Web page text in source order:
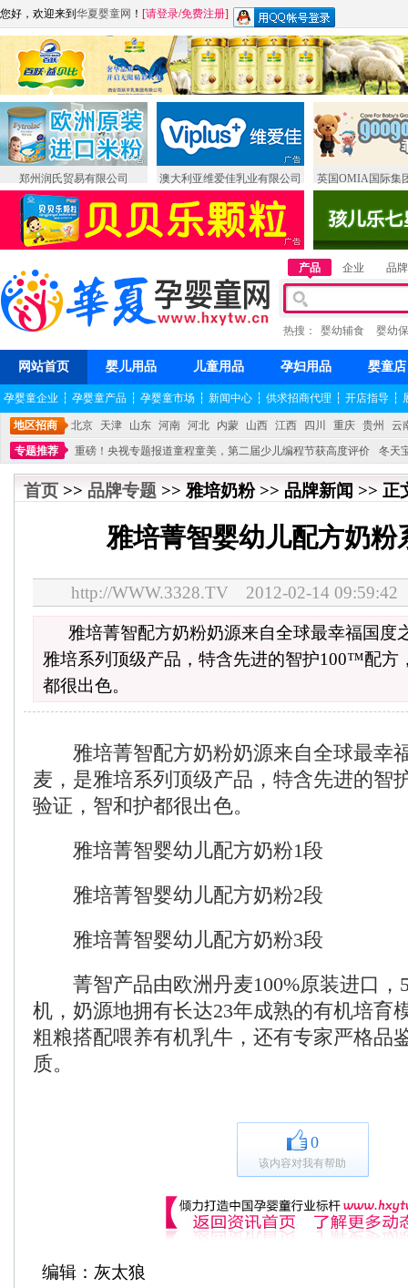
您好，欢迎来到 华夏婴童网 ！ [请登录/免费注册]
郑州润氏贸易有限公司 澳大利亚维爱佳乳业有限公司 英国OMIA国际集
产品 企业 品牌
热搜： 婴幼辅食 婴幼
网站首页 婴儿用品 儿童用品 孕妇用品 婴童店
孕婴童企业 ┆ 孕婴童产品 ┆ 孕婴童市场 ┆ 新闻中心 ┆ 供求招商代理 ┆ 开店指导 ┆
地区招商 北京 天津 山东 河南 河北 内蒙 山西 江西 四川 重庆 贵州
云
专题推荐
重磅！央视专题报道童程童美，第二届少儿编程节获高度评价
冬天
不能再单纯地销售产品,而要向增强服务转型,毕竟母婴产品比较特殊。”
妇幼广场
首页 >> 品牌专题 >> 雅培奶粉 >> 品牌新闻 >> 正
雅培菁智婴幼儿配方奶粉
http://WWW.3328.TV 2012-02-14
雅培菁智配方奶粉奶源来自全球最幸福国度
雅培系列顶级产品，特含先进的智护100™配方
都很出色。
雅培菁智配方奶粉奶源来自全球最幸
麦，是雅培系列顶级产品，特含先进的智
验证，智和护都很出色。
雅培菁智婴幼儿配方奶粉1段
雅培菁智婴幼儿配方奶粉2段
雅培菁智婴幼儿配方奶粉3段
菁智产品由欧洲丹麦100%原装进口，
机，奶源地拥有长达23年成熟的有机培育
粗粮搭配喂养有机乳牛，还有专家严格品
质。
0
该内容对我有帮助
编辑：灰太狼